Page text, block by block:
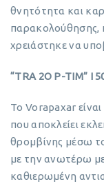
θνητότητα και
παρακολούθησης,
χρειάστηκε να
“TRA 2O P-TIM” I
Το Vorapaxar
που αποκλείει
θρομβίνης μέσω
με την ανωτέρω
καθιερωμένη